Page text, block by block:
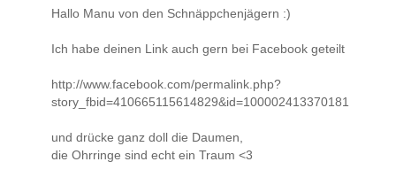
Hallo Manu von den Schnäppchenjägern :)
Ich habe deinen Link auch gern bei Facebook geteilt
http://www.facebook.com/permalink.php?
story_fbid=410665115614829&id=100002413370181
und drücke ganz doll die Daumen,
die Ohrringe sind echt ein Traum <3